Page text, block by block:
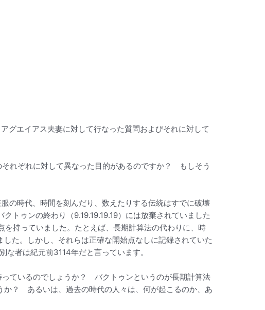
グエイアス夫妻に対して行なった質問およびそれに対して
れぞれに対して異なった目的があるのですか？ もしそう
の時代、時間を刻んだり、数えたりする伝統はすでに破壊
トゥンの終わり（9.19.19.19.19）には放棄されていました
を持っていました。たとえば、長期計算法の代わりに、時
た。しかし、それらは正確な開始点なしに記録されていた
者は紀元前3114年だと言っています。
ているのでしょうか？ バクトゥンというのが長期計算法
か？ あるいは、過去の時代の人々は、何が起こるのか、あ